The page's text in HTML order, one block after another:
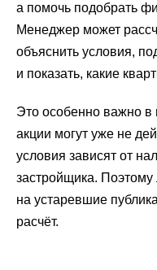
а помочь подобрать
Менеджер может
объяснить условия,
и показать, какие
Это особенно важно в
акции могут уже не
условия зависят от
застройщика.
на устаревшие
расчёт.